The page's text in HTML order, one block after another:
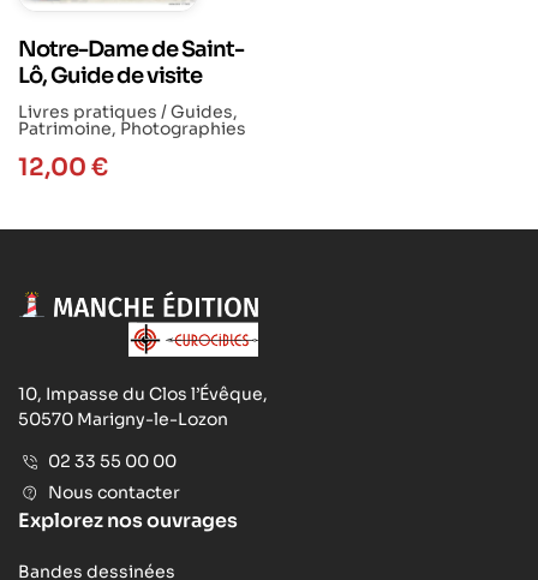
Notre-Dame de Saint-
Lô, Guide de visite
Livres pratiques / Guides,
Patrimoine, Photographies
12,00 €
10, Impasse du Clos l’Évêque,
50570 Marigny-le-Lozon
02 33 55 00 00
Nous contacter
Explorez nos ouvrages
Bandes dessinées